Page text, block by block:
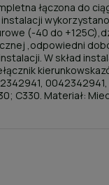
łączona do
(-40 do
,odpowiedni
W skład
C330. Materiał: